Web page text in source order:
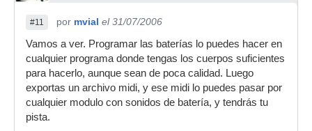
#11 por mvial el 31/07/2006
Vamos a ver. Programar las baterías lo puedes hacer en
cualquier programa donde tengas los cuerpos suficientes
para hacerlo, aunque sean de poca calidad. Luego
exportas un archivo midi, y ese midi lo puedes pasar por
cualquier modulo con sonidos de batería, y tendrás tu
pista.